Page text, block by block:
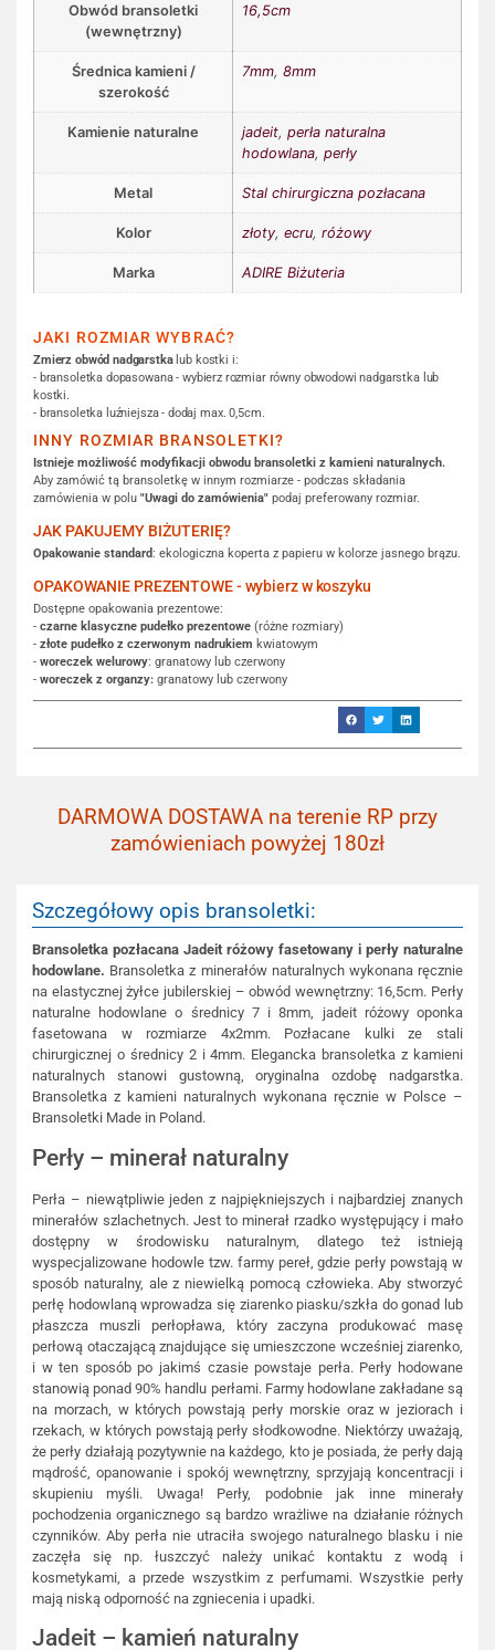
Obwód bransoletki
(wewnętrzny)
16,5cm
Średnica kamieni /
szerokość
7mm, 8mm
Kamienie naturalne jadeit, perła naturalna
hodowlana, perły
Metal Stal chirurgiczna pozłacana
Kolor złoty, ecru, różowy
Marka ADIRE Biżuteria
JAKI ROZMIAR WYBRAĆ?
Zmierz obwód nadgarstkalub kostki i:
- bransoletka dopasowana - wybierz rozmiar równy obwodowi nadgarstka lub
kostki.
- bransoletka luźniejsza - dodaj max. 0,5cm.
INNY ROZMIAR BRANSOLETKI?
Istnieje możliwość modyfikacji obwodu bransoletki z kamieni naturalnych.
Aby zamówić tą bransoletkę w innym rozmiarze - podczas składania
zamówienia w polu "Uwagi do zamówienia" podaj preferowany rozmiar.
JAK PAKUJEMY BIŻUTERIĘ?
Opakowanie standard: ekologiczna koperta z papieru w kolorze jasnego brązu.
OPAKOWANIE PREZENTOWE - wybierz w koszyku
Dostępne opakowania prezentowe:
- czarne klasyczne pudełko prezentowe (różne rozmiary)
- złote pudełko z czerwonym nadrukiem kwiatowym
- woreczek welurowy: granatowy lub czerwony
- woreczek z organzy: granatowy lub czerwony
DARMOWA DOSTAWA na terenie RP przy
zamówieniach powyżej 180zł
Szczegółowy opis bransoletki:
Bransoletka pozłacana Jadeit różowy fasetowany i perły naturalne
hodowlane. Bransoletka z minerałów naturalnych wykonana ręcznie
na elastycznej żyłce jubilerskiej – obwód wewnętrzny: 16,5cm. Perły
naturalne hodowlane o średnicy 7 i 8mm, jadeit różowy oponka
fasetowana w rozmiarze 4x2mm. Pozłacane kulki ze stali
chirurgicznej o średnicy 2 i 4mm. Elegancka bransoletka z kamieni
naturalnych stanowi gustowną, oryginalna ozdobę nadgarstka.
Bransoletka z kamieni naturalnych wykonana ręcznie w Polsce –
Bransoletki Made in Poland.
Perły – minerał naturalny
Perła – niewątpliwie jeden z najpiękniejszych i najbardziej znanych
minerałów szlachetnych. Jest to minerał rzadko występujący i mało
dostępny w środowisku naturalnym, dlatego też istnieją
wyspecjalizowane hodowle tzw. farmy pereł, gdzie perły powstają w
sposób naturalny, ale z niewielką pomocą człowieka. Aby stworzyć
perłę hodowlaną wprowadza się ziarenko piasku/szkła do gonad lub
płaszcza muszli perłopława, który zaczyna produkować masę
perłową otaczającą znajdujące się umieszczone wcześniej ziarenko,
i w ten sposób po jakimś czasie powstaje perła. Perły hodowane
stanowią ponad 90% handlu perłami. Farmy hodowlane zakładane są
na morzach, w których powstają perły morskie oraz w jeziorach i
rzekach, w których powstają perły słodkowodne. Niektórzy uważają,
że perły działają pozytywnie na każdego, kto je posiada, że perły dają
mądrość, opanowanie i spokój wewnętrzny, sprzyjają koncentracji i
skupieniu myśli. Uwaga! Perły, podobnie jak inne minerały
pochodzenia organicznego są bardzo wrażliwe na działanie różnych
czynników. Aby perła nie utraciła swojego naturalnego blasku i nie
zaczęła się np. łuszczyć należy unikać kontaktu z wodą i
kosmetykami, a przede wszystkim z perfumami. Wszystkie perły
mają niską odporność na zgniecenia i upadki.
Jadeit – kamień naturalny